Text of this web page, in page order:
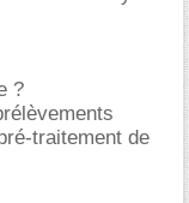
?
traitement de